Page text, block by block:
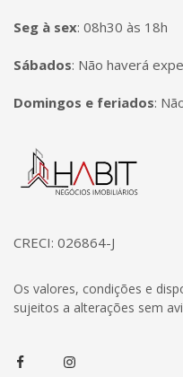
Seg à sex: 08h30 às 18h
Sábados: Não haverá
Domingos e feriados:
Página inicial
CRECI: 026864-J
Os valores, condições e
sujeitos a alterações sem
FacebookInstagram